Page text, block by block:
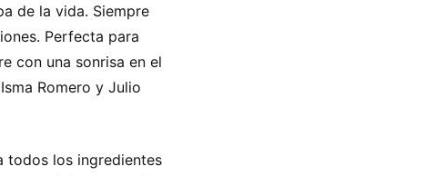
de la vida. Siempre
Perfecta para
con una sonrisa en el
Romero y Julio
todos los ingredientes